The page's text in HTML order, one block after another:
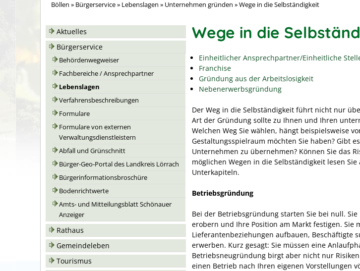
Böllen » Bürgerservice» Lebenslagen » Unternehmen gründen »Wege in die Selbständigkeit
Aktuelles
Bürgerservice
Behördenwegweiser
Fachbereiche / Ansprechpartner
Lebenslagen
Verfahrensbeschreibungen
Formulare
Formulare von externen
Verwaltungsdienstleistern
Abfall und Grünschnitt
Bürger-Geo-Portal des Landkreis Lörrach
Bürgerinformationsbroschüre
Bodenrichtwerte
Amts- und Mitteilungsblatt Schönauer
Anzeiger
Rathaus
Gemeindeleben
Tourismus
Wege in die
Einheitlicher Ansprechpartner/Einheitliche
Franchise
Gründung aus der Arbeitslosigkeit
Nebenerwerbsgründung
Der Weg in die Selbständigkeit führt nicht nur
Art der Gründung sollte zu Ihnen und Ihren
Welchen Weg Sie wählen, hängt beispielsweise
Gestaltungsspielraum möchten Sie haben? Gibt
Unternehmen zu übernehmen? Können Sie das
möglichen Wegen in die Selbständigkeit lesen
Unterkapiteln.
Betriebsgründung
Bei der Betriebsgründung starten Sie bei null.
erobern und Ihre Position am Markt festigen. Sie
Lieferantenbeziehungen aufbauen, Beschäftigte
erwerben. Kurz gesagt: Sie müssen eine
Betriebsneugründung birgt aber nicht nur
einen Betrieb nach Ihren eigenen Vorstellungen